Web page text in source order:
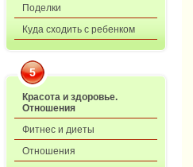
Поделки
Куда сходить с ребенком
5
Красота и здоровье.
Отношения
Фитнес и диеты
Отношения